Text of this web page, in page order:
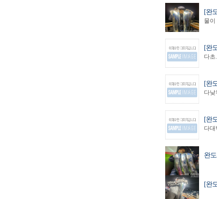
[완
물이
[완
다초
[완
다낮
[완
다대
완
[완